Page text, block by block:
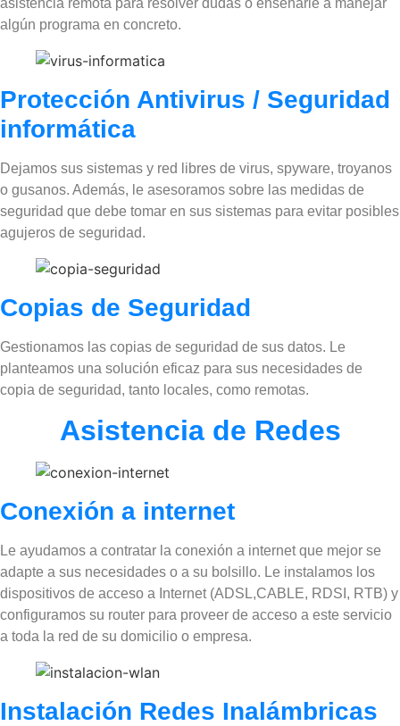
algún programa en concreto.
Protección Antivirus / Seguridad
informática
Dejamos sus sistemas y red libres de virus, spyware, troyanos
o gusanos. Además, le asesoramos sobre las medidas de
seguridad que debe tomar en sus sistemas para evitar posibles
agujeros de seguridad.
Copias de Seguridad
Gestionamos las copias de seguridad de sus datos. Le
planteamos una solución eficaz para sus necesidades de
copia de seguridad, tanto locales, como remotas.
Asistencia de Redes
Conexión a internet
Le ayudamos a contratar la conexión a internet que mejor se
adapte a sus necesidades o a su bolsillo. Le instalamos los
dispositivos de acceso a Internet (ADSL,CABLE, RDSI, RTB) y
configuramos su router para proveer de acceso a este servicio
a toda la red de su domicilio o empresa.
Instalación Redes Inalámbricas